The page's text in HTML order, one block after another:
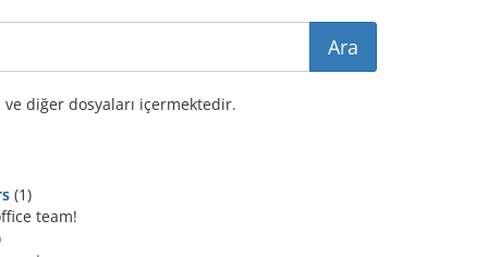
diğer dosyaları içermektedir.
(1)
team!